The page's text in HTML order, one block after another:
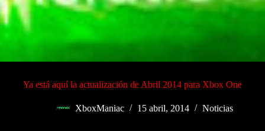
Ya está aquí la actualización de Abril 2014 para Xbox One
XboxManiac 15 abril, 2014 Noticias